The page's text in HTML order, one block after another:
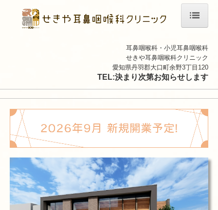
鼻の疾患
喉の疾患
花粉症・アレルギー
めまい・耳鳴り
施設・設備のご案内
耳鼻咽喉科・小児耳鼻咽喉科
せきや耳鼻咽喉科クリニック
愛知県丹羽郡大口町余野3丁目120
TEL:決まり次第お知らせします